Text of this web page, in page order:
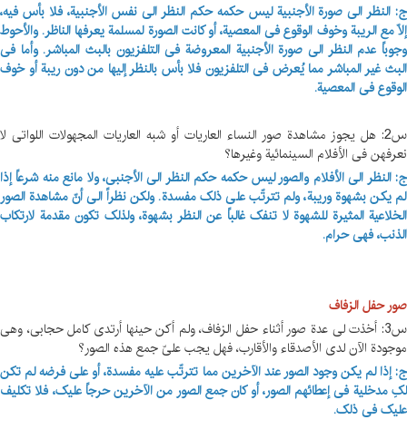
ج: النظر الی صورة الأجنبیة لیس حکمه حکم النظر الی نفس الأجنبیة، فلا بأس فیه،
إلاّ مع الریبة وخوف الوقوع فی المعصیة، أو کانت الصورة لمسلمة یعرفها الناظر. والأحوط
وجوباً عدم النظر الی صورة الأجنبیة المعروضة فی التلفزیون بالبث المباشر. وأما فی
البث غیر المباشر مما یُعرض فی التلفزیون فلا بأس بالنظر إلیها من دون ریبة أو خوف
الوقوع فی المعصیة.
س2: هل یجوز مشاهدة صور النساء العاریات أو شبه العاریات المجهولات اللواتی لا
نعرفهن فی الأفلام السینمائیة وغیرها؟
ج: النظر الی الأفلام والصور لیس حکمه حکم النظر الی الأجنبی، ولا مانع منه شرعاً إذا
لم یکن بشهوة وریبة، ولم تترتّب علی ذلک مفسدة. ولکن نظراً الی أنّ مشاهدة الصور
الخلاعیة المثیرة للشهوة لا تنفک غالباً عن النظر بشهوة، ولذلک تکون مقدمة لارتکاب
الذنب، فهی حرام.
صور حفل الزفاف
س3: أخذت لی عدة صور أثناء حفل الزفاف، ولم أکن حینها أرتدی کامل حجابی، وهی
موجودة الآن لدی الأصدقاء والأقارب، فهل یجب علیّ جمع هذه الصور؟
ج: إذا لم یکن وجود الصور عند الآخرین مما تترتّب علیه مفسدة، أو علی فرضه لم تکن
لکِ مدخلیة فی إعطائهم الصور، أو کان جمع الصور من الآخرین حرجاً علیک، فلا تکلیف
علیک فی ذلک.